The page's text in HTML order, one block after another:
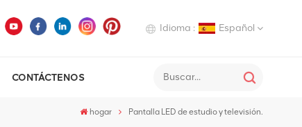
Idioma : Español
Deutsch
CONTÁCTENOS
hogar Pantalla LED de estudio y televisión.